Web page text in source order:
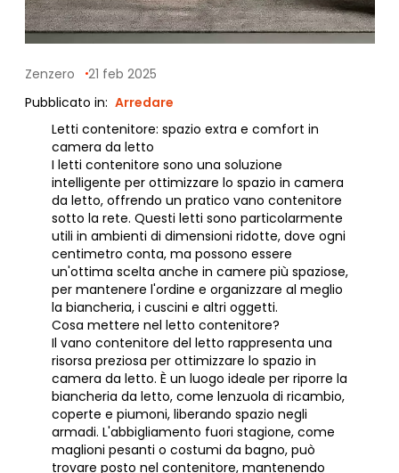
Zenzero
21 feb 2025
Pubblicato in: Arredare
Letti contenitore: spazio extra e comfort in
camera da letto
I letti contenitore sono una soluzione
intelligente per ottimizzare lo spazio in camera
da letto, offrendo un pratico vano contenitore
sotto la rete. Questi letti sono particolarmente
utili in ambienti di dimensioni ridotte, dove ogni
centimetro conta, ma possono essere
un'ottima scelta anche in camere più spaziose,
per mantenere l'ordine e organizzare al meglio
la biancheria, i cuscini e altri oggetti.
Cosa mettere nel letto contenitore?
Il vano contenitore del letto rappresenta una
risorsa preziosa per ottimizzare lo spazio in
camera da letto. È un luogo ideale per riporre la
biancheria da letto, come lenzuola di ricambio,
coperte e piumoni, liberando spazio negli
armadi. L'abbigliamento fuori stagione, come
maglioni pesanti o costumi da bagno, può
trovare posto nel contenitore, mantenendo